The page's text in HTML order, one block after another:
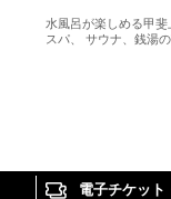
水風呂が楽しめる甲斐
スパ、 サウナ、銭湯
電子チケット